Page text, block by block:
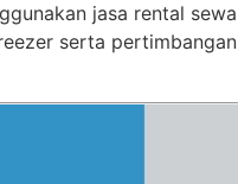
jasa rental sewa
serta pertimbangan